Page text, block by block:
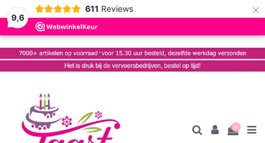
9,6
611 Reviews ×
0